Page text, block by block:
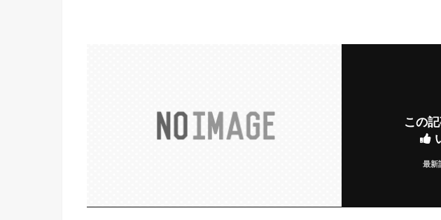
この
最新